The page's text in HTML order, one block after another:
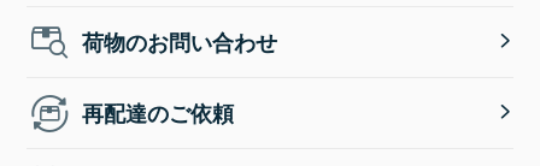
荷物のお問い合わせ
再配達のご依頼